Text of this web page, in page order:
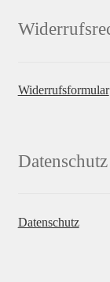
Widerrufsformular
Datenschutz
Datenschutz